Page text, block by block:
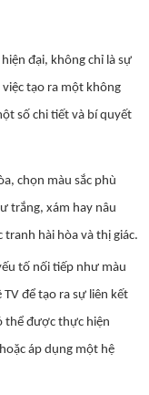
đại, không chỉ là sự
việc tạo ra một không
số chi tiết và bí quyết
chọn màu sắc phù
trắng, xám hay nâu
hài hòa và thị giác.
tố nối tiếp như màu
TV để tạo ra sự liên kết
thể được thực hiện
áp dụng một hệ